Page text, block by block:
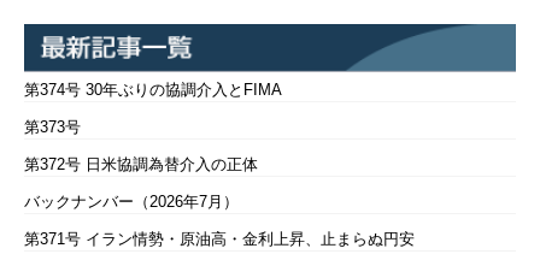
第374号 30年ぶりの協調介入とFIMA
第373号
第372号 日米協調為替介入の正体
バックナンバー（2026年7月）
第371号 イラン情勢・原油高・金利上昇、止まらぬ円安